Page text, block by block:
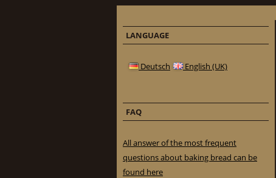
LANGUAGE
Deutsch English (UK)
FAQ
All answer of the most frequent
questions about baking bread can be
found here